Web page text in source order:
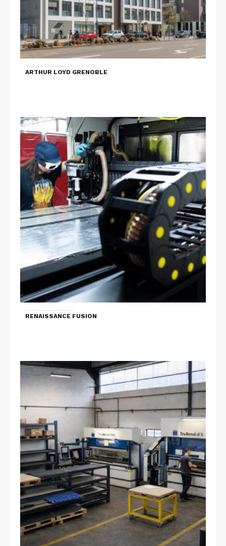
ARTHUR LOYD GRENOBLE
RENAISSANCE FUSION